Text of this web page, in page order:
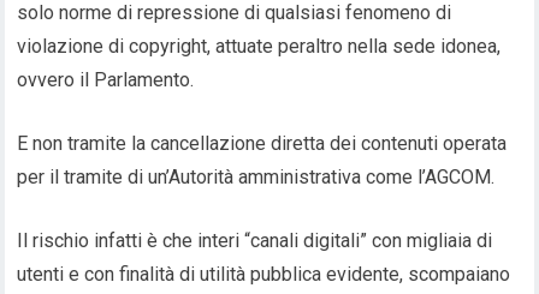
solo norme di repressione di qualsiasi fenomeno di
violazione di copyright, attuate peraltro nella sede idonea,
ovvero il Parlamento.
E non tramite la cancellazione diretta dei contenuti operata
per il tramite di un’Autorità amministrativa come l’AGCOM.
Il rischio infatti è che interi “canali digitali” con migliaia di
utenti e con finalità di utilità pubblica evidente, scompaiano